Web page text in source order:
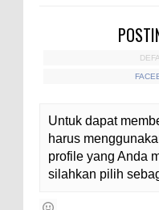
Untuk dapat
harus
profile yang Anda
silahkan pilih